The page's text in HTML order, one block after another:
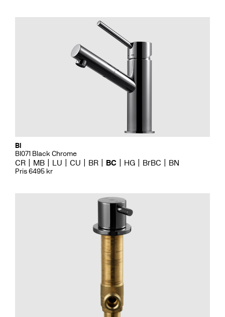
Bi
BI071 Black Chrome
CR MB LU CU BR BC HG BrBC BN
Pris 6495 kr